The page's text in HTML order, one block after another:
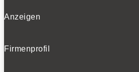
Anzeigen
Firmenprofil